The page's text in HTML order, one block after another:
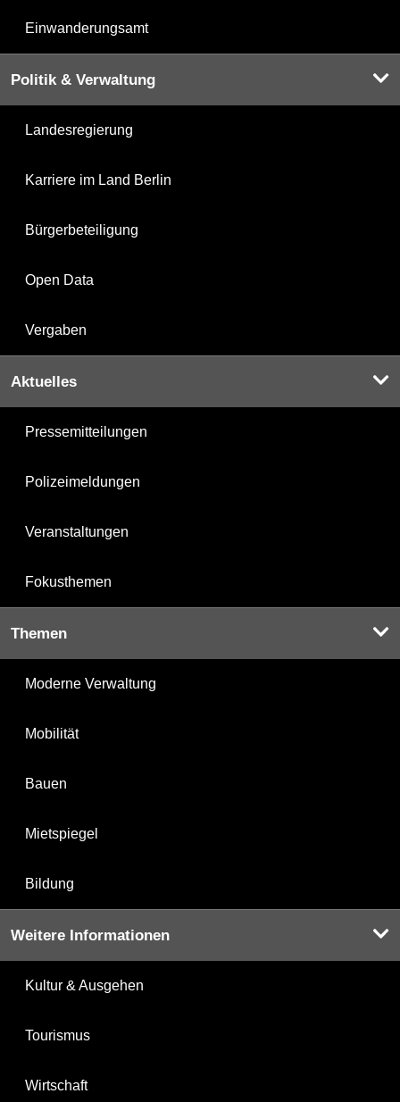
Einwanderungsamt
Politik & Verwaltung
Landesregierung
Karriere im Land Berlin
Bürgerbeteiligung
Open Data
Vergaben
Aktuelles
Pressemitteilungen
Polizeimeldungen
Veranstaltungen
Fokusthemen
Themen
Moderne Verwaltung
Mobilität
Bauen
Mietspiegel
Bildung
Weitere Informationen
Kultur & Ausgehen
Tourismus
Wirtschaft